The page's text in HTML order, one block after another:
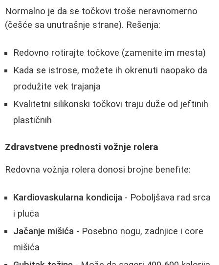
Normalno je da se točkovi troše neravnomerno
(češće sa unutrašnje strane). Rešenja:
Redovno rotirajte točkove (zamenite im mesta)
Kada se istrose, možete ih okrenuti naopako da
produžite vek trajanja
Kvalitetni silikonski točkovi traju duže od jeftinih
plastičnih
Zdravstvene prednosti vožnje rolera
Redovna vožnja rolera donosi brojne benefite:
Kardiovaskularna kondicija - Poboljšava rad srca
i pluća
Jačanje mišića - Posebno nogu, zadnjice i core
mišića